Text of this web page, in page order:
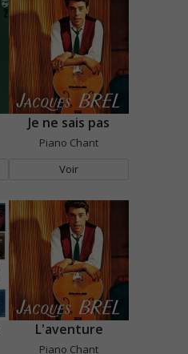
Je ne sais pas
Piano Chant
Voir
L'aventure
Piano Chant